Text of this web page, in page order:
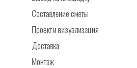
Составление сметы
Проект и визуализация
Доставка
Монтаж